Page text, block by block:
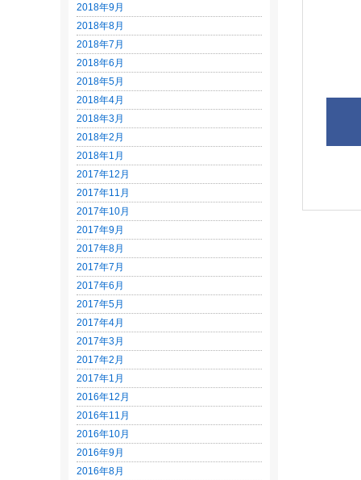
2018年9月
2018年8月
2018年7月
2018年6月
2018年5月
2018年4月
2018年3月
2018年2月
2018年1月
2017年12月
2017年11月
2017年10月
2017年9月
2017年8月
2017年7月
2017年6月
2017年5月
2017年4月
2017年3月
2017年2月
2017年1月
2016年12月
2016年11月
2016年10月
2016年9月
2016年8月